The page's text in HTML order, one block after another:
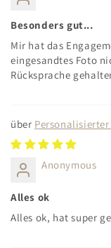
Besonders gut...
Mir hat das
eingesandtes Foto
Rücksprache
Anonymous
Alles ok
Alles ok, hat super